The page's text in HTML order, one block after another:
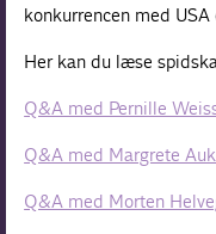
konkurrencen med USA
Her kan du læse
Q&A med Pernille
Q&A med Margrete
Q&A med Morten